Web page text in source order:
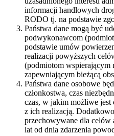
informacji handlowych
RODO tj. na podstawie
Państwa dane mogą być
podwykonawcom
podstawie umów
realizacji powyższych
(podmiotom wspierającym
zapewniającym bieżącą
Państwa dane osobowe
członkostwa, czas
czas, w jakim możliwe jest
z ich realizacją.
przechowywane dla celów
lat od dnia zdarzenia